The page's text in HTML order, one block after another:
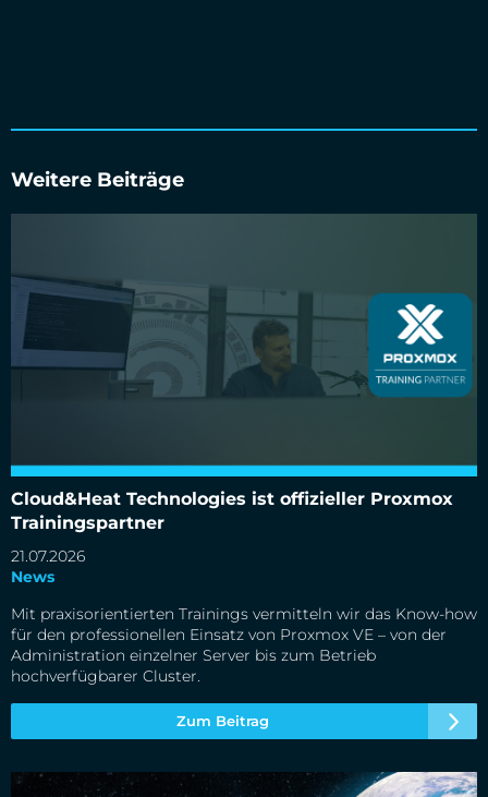
Weitere Beiträge
Cloud&Heat Technologies ist offizieller Proxmox
Trainingspartner
21.07.2026
News
Mit praxisorientierten Trainings vermitteln wir das Know-how
für den professionellen Einsatz von Proxmox VE – von der
Administration einzelner Server bis zum Betrieb
hochverfügbarer Cluster.
Zum Beitrag
Cloud&Heat Technologies ist offizieller Proxmox